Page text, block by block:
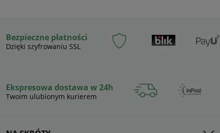
Bezpieczne płatności
Dzięki szyfrowaniu SSL
Ekspresowa dostawa w 24h
Twoim ulubionym kurierem